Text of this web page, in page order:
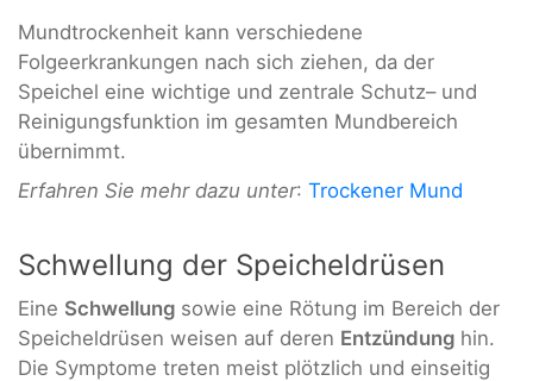
Mundtrockenheit kann verschiedene
Folgeerkrankungen nach sich ziehen, da der
Speichel eine wichtige und zentrale Schutz– und
Reinigungsfunktion im gesamten Mundbereich
übernimmt.
Erfahren Sie mehr dazu unter: Trockener Mund
Schwellung der Speicheldrüsen
Eine Schwellung sowie eine Rötung im Bereich der
Speicheldrüsen weisen auf deren Entzündung hin.
Die Symptome treten meist plötzlich und einseitig